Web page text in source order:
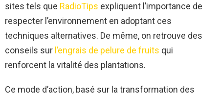
sites tels que RadioTips expliquent l’importance de
respecter l’environnement en adoptant ces
techniques alternatives. De même, on retrouve des
conseils sur l’engrais de pelure de fruits qui
renforcent la vitalité des plantations.
Ce mode d’action, basé sur la transformation des